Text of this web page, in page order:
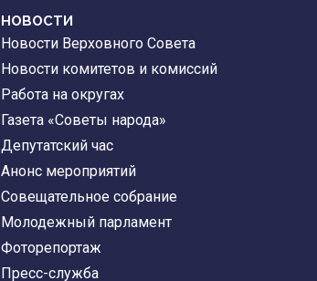
НОВОСТИ
Новости Верховного Совета
Новости комитетов и комиссий
Работа на округах
Газета «Советы народа»
Депутатский час
Анонс мероприятий
Совещательное собрание
Молодежный парламент
Фоторепортаж
Пресс-служба